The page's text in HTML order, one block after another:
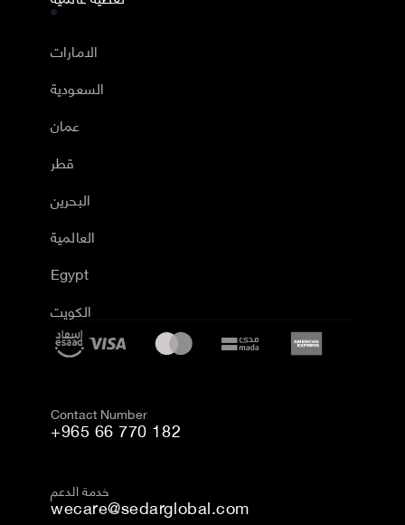
الامارات
السعودية
عمان
قطر
البحرين
العالمية
Egypt
الكويت
Contact Number
+965 66 770 182
خدمة الدعم
wecare@sedarglobal.com